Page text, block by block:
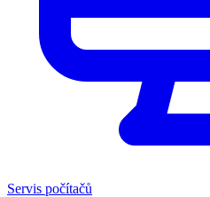
Servis počítačů